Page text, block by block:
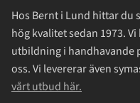
Hos Bernt i Lund hittar du
hög kvalitet sedan 1973.
utbildning i handhavande
oss. Vi levererar även
vårt utbud här.